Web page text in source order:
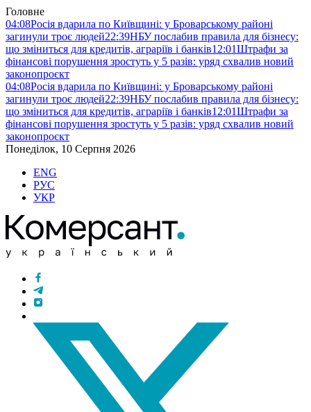
Головне
04:08Росія вдарила по Київщині: у Броварському районі
загинули троє людей22:39НБУ послабив правила для бізнесу:
що зміниться для кредитів, аграріїв і банків12:01Штрафи за
фінансові порушення зростуть у 5 разів: уряд схвалив новий
законопроєкт
04:08Росія вдарила по Київщині: у Броварському районі
загинули троє людей22:39НБУ послабив правила для бізнесу:
що зміниться для кредитів, аграріїв і банків12:01Штрафи за
фінансові порушення зростуть у 5 разів: уряд схвалив новий
законопроєкт
Понеділок, 10 Серпня 2026
ENG
РУС
УКР